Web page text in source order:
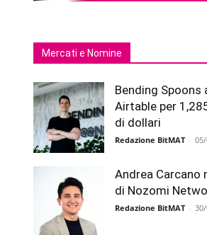
Mercati e Nomine
Bending Spoons
Airtable per
di dollari
Redazione BitMAT -
Andrea Carcano
di Nozomi
Redazione BitMAT -